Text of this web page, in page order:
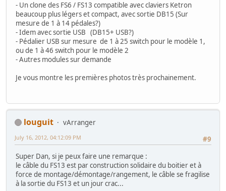
- Un clone des FS6 / FS13 compatible avec claviers Ketron
beaucoup plus légers et compact, avec sortie DB15 (Sur
mesure de 1 à 14 pédales?)
- Idem avec sortie USB (DB15+ USB?)
- Pédalier USB sur mesure de 1 à 25 switch pour le modèle 1,
ou de 1 à 46 switch pour le modèle 2
- Autres modules sur demande
Je vous montre les premières photos très prochainement.
louguit
vArranger
#9
July 16, 2012, 04:12:09 PM
Super Dan, si je peux faire une remarque :
le câble du FS13 est par construction solidaire du boitier et à
force de montage/démontage/rangement, le câble se fragilise
à la sortie du FS13 et un jour crac...